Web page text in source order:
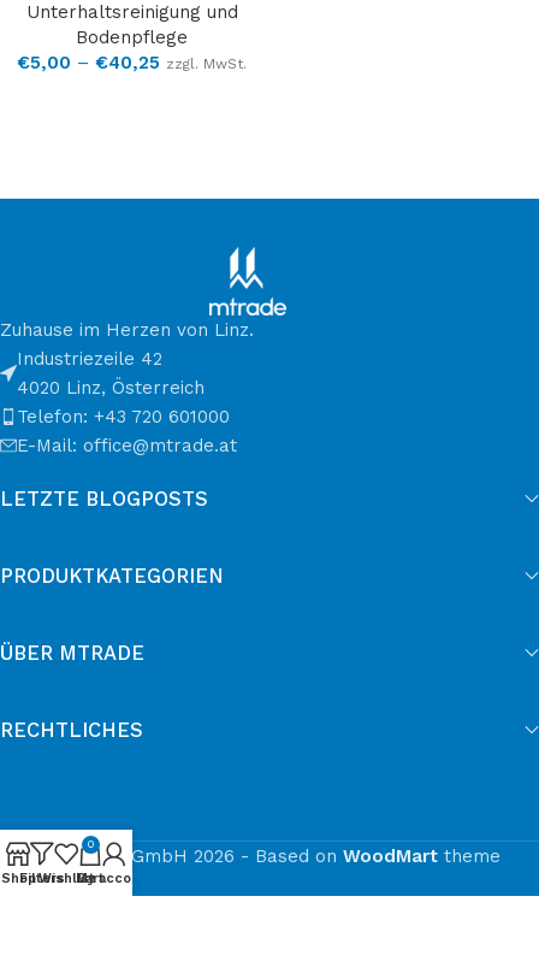
Unterhaltsreinigung und
Bodenpflege
€5,00 – €40,25 zzgl. MwSt.
Zuhause im Herzen von Linz.
Industriezeile 42
4020 Linz, Österreich
Telefon: +43 720 601000
E-Mail: office@mtrade.at
LETZTE BLOGPOSTS
PRODUKTKATEGORIEN
ÜBER MTRADE
RECHTLICHES
© mtrade GmbH 2026 - Based on WoodMarttheme
ShopFilters
Wishlist
0
Cart
My account